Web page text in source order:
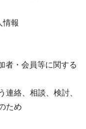
情報
者・会員等に関する
絡、相談、検討、
ため